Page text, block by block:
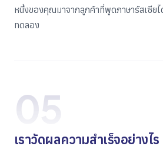
หนึ่งของคุณมาจากลูกค้าที่พูดภาษารัสเซีย
ทดลอง
05
เราวัดผลความสำเร็จอย่างไร